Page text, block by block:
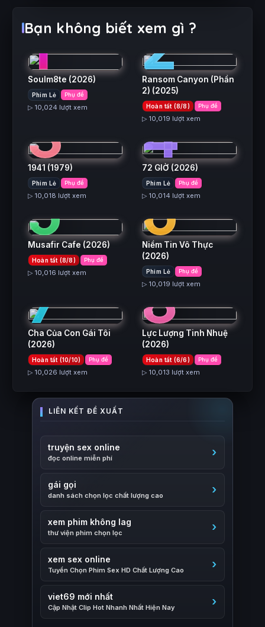
Bạn không biết xem gì ?
1
Soulm8te (2026)
Phim Lẻ Phụ đề
▷ 10,024 lượt xem
2
Ransom Canyon (Phần
2) (2025)
Hoàn tất (8/8) Phụ đề
▷ 10,019 lượt xem
3
1941 (1979)
Phim Lẻ Phụ đề
▷ 10,018 lượt xem
4
72 GIỜ (2026)
Phim Lẻ Phụ đề
▷ 10,014 lượt xem
5
Musafir Cafe (2026)
Hoàn tất (8/8) Phụ đề
▷ 10,016 lượt xem
6
Niềm Tin Vô Thực
(2026)
Phim Lẻ Phụ đề
▷ 10,019 lượt xem
7
Cha Của Con Gái Tôi
(2026)
Hoàn tất (10/10) Phụ đề
▷ 10,026 lượt xem
8
Lực Lượng Tinh Nhuệ
(2026)
Hoàn tất (6/6) Phụ đề
▷ 10,013 lượt xem
truyện sex online
đọc online miễn phí
gái gọi
danh sách chọn lọc chất lượng cao
xem phim không lag
thư viện phim chọn lọc
xem sex online
Tuyển Chọn Phim Sex HD Chất Lượng Cao
viet69 mới nhất
Cập Nhật Clip Hot Nhanh Nhất Hiện Nay